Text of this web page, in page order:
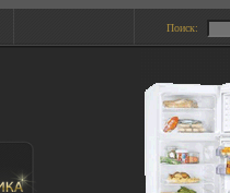
Поиск: